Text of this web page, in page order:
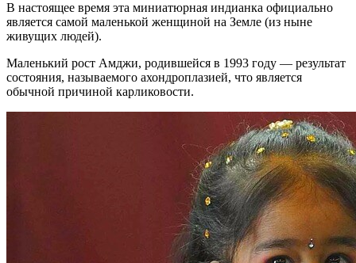
В настоящее время эта миниатюрная индианка официально
является самой маленькой женщиной на Земле (из ныне
живущих людей).
Маленький рост Амджи, родившейся в 1993 году — результат
состояния, называемого ахондроплазией, что является
обычной причиной карликовости.